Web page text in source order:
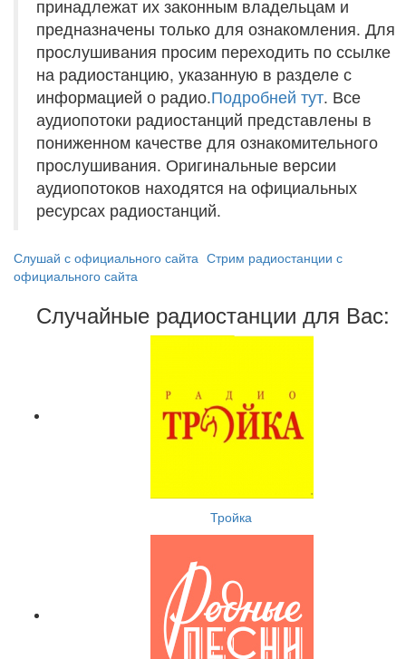
принадлежат их законным владельцам и
предназначены только для ознакомления. Для
прослушивания просим переходить по ссылке
на радиостанцию, указанную в разделе с
информацией о радио.Подробней тут. Все
аудиопотоки радиостанций представлены в
пониженном качестве для ознакомительного
прослушивания. Оригинальные версии
аудиопотоков находятся на официальных
ресурсах радиостанций.
Слушай с официального сайта Стрим радиостанции с
официального сайта
Случайные радиостанции для Вас:
Тройка